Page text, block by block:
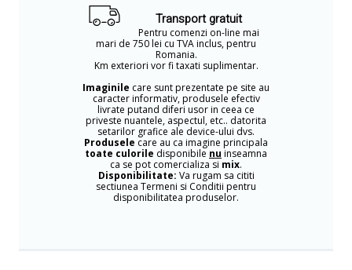
Transport gratuit
Pentru comenzi on-line mai
mari de 750 lei cu TVA inclus, pentru
Romania.
Km exteriori vor fi taxati suplimentar.
Imaginile care sunt prezentate pe site au
caracter informativ, produsele efectiv
livrate putand diferi usor in ceea ce
priveste nuantele, aspectul, etc.. datorita
setarilor grafice ale device-ului dvs.
Produsele care au ca imagine principala
toate culorile disponibile nu inseamna
ca se pot comercializa si mix.
Disponibilitate: Va rugam sa cititi
sectiunea Termeni si Conditii pentru
disponibilitatea produselor.